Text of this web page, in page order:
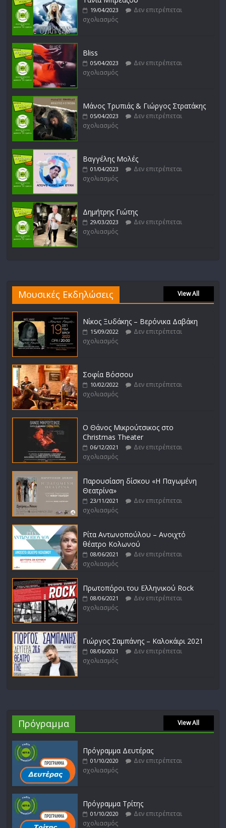
19/04/2023
Δεν επιτρέπεται
σχολιασμός
Bliss
05/04/2023
Δεν επιτρέπεται
σχολιασμός
Μάνος Τρυπιάς & Γιώργος Στρατάκης
05/04/2023
Δεν επιτρέπεται
σχολιασμός
Βαγγέλης Μολές
01/04/2023
Δεν επιτρέπεται
σχολιασμός
Δημήτρης Γιώτης
29/03/2023
Δεν επιτρέπεται
σχολιασμός
Μουσικές Εκδηλώσεις View All
Νίκος Ξυδάκης – Βερόνικα Δαβάκη
15/09/2022
Δεν επιτρέπεται
σχολιασμός
Σοφία Βόσσου
10/02/2022
Δεν επιτρέπεται
σχολιασμός
Ο Θάνος Μικρούτσικος στο
Christmas Theater
06/12/2021
Δεν επιτρέπεται
σχολιασμός
Παρουσίαση δίσκου «Η Παγωμένη
Θεατρίνα»
23/11/2021
Δεν επιτρέπεται
σχολιασμός
Ρίτα Αντωνοπούλου – Ανοιχτό
θέατρο Κολωνού
08/06/2021
Δεν επιτρέπεται
σχολιασμός
Πρωτοπόροι του Ελληνικού Rock
08/06/2021
Δεν επιτρέπεται
σχολιασμός
Γιώργος Σαμπάνης – Καλοκάιρι 2021
08/06/2021
Δεν επιτρέπεται
σχολιασμός
Πρόγραμμα View All
Πρόγραμμα Δευτέρας
01/10/2020
Δεν επιτρέπεται
σχολιασμός
Πρόγραμμα Τρίτης
01/10/2020
Δεν επιτρέπεται
σχολιασμός